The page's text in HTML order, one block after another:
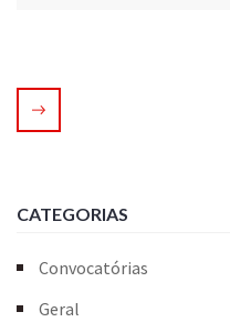
CATEGORIAS
Convocatórias
Geral